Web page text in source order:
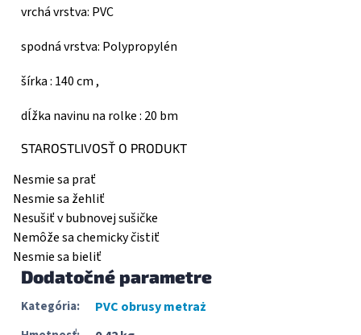
vrchá vrstva: PVC
spodná vrstva: Polypropylén
šírka : 140 cm ,
dĺžka navinu na rolke : 20 bm
STAROSTLIVOSŤ O PRODUKT
Nesmie sa prať
Nesmie sa žehliť
Nesušiť v bubnovej sušičke
Nemôže sa chemicky čistiť
Nesmie sa bieliť
Dodatočné parametre
Kategória: PVC obrusy metraż